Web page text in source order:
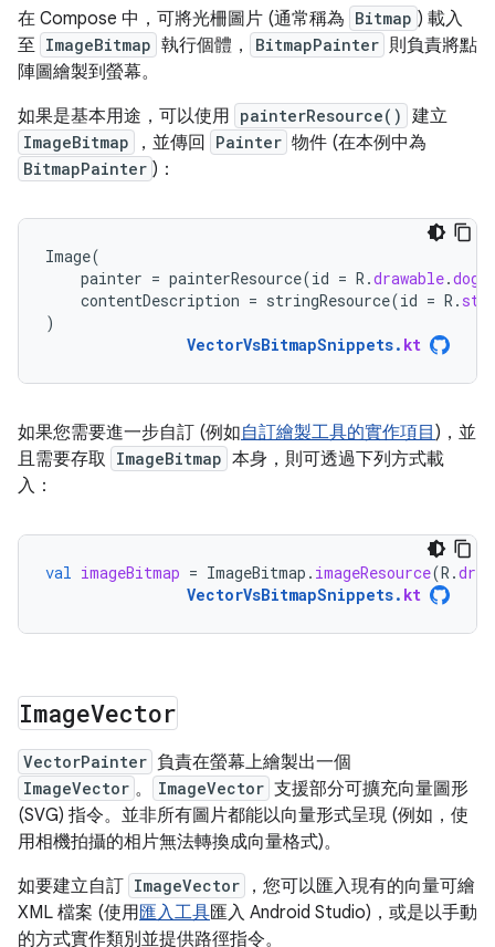
在 Compose 中，可將光柵圖片 (通常稱為 Bitmap ) 載入
至 ImageBitmap 執行個體， BitmapPainter 則負責將點
陣圖繪製到螢幕。
如果是基本用途，可以使用 painterResource() 建立
ImageBitmap ，並傳回 Painter 物件 (在本例中為
BitmapPainter )：
Image(
painter = painterResource(id = R .drawable.dog
contentDescription = stringResource(id = R .
)
VectorVsBitmapSnippets. kt
如果您需要進一步自訂 (例如自訂繪製工具的實作項目)，並
且需要存取
ImageBitmap 本身，則可透過下列方式載
入：
val imageBitmap = ImageBitmap . imageResource(R .
VectorVsBitmapSnippets. kt
ImageVector
VectorPainter 負責在螢幕上繪製出一個
ImageVector 。 ImageVector 支援部分可擴充向量圖形
(SVG) 指令。並非所有圖片都能以向量形式呈現 (例如，使
用相機拍攝的相片無法轉換成向量格式)。
如要建立自訂 ImageVector
，您可以匯入現有的向量可繪
XML 檔案 (使用匯入工具匯入 Android Studio)，或是以手動
的方式實作類別並提供路徑指令。